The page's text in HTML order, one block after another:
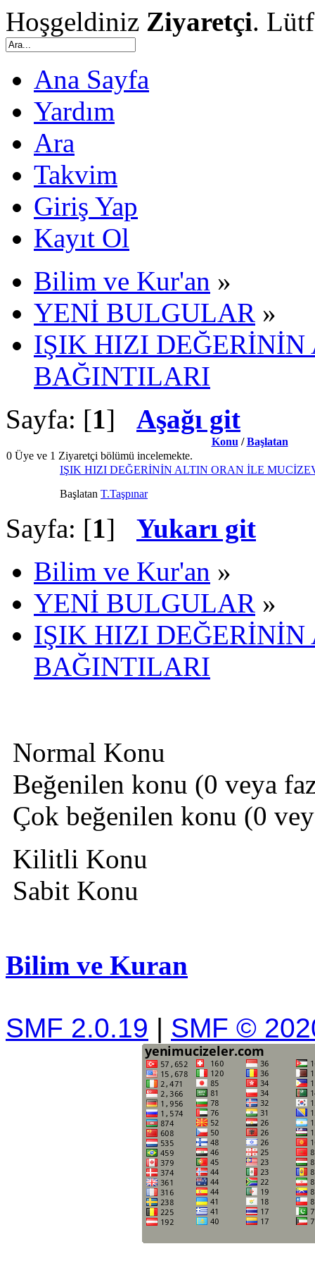
Hoşgeldiniz Ziyaretçi.
Ana Sayfa
Yardım
Ara
Takvim
Giriş Yap
Kayıt Ol
Bilim ve Kur'an »
YENİ BULGULAR »
IŞIK HIZI
BAĞINTILARI
Sayfa: [1] Aşağı git
Konu /Başlatan
0 Üye ve 1 Ziyaretçi bölümü incelemekte.
IŞIK HIZI DEĞERİNİN ALTIN ORAN İLE
Başlatan T.Taşpınar
Sayfa: [1] Yukarı git
Bilim ve Kur'an »
YENİ BULGULAR »
IŞIK HIZI
BAĞINTILARI
Normal Konu
Beğenilen konu (0 veya
Çok beğenilen konu (0
Kilitli Konu
Sabit Konu
Bilim ve Kuran
SMF 2.0.19 | SMF ©